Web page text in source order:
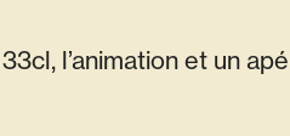
l’animation et un